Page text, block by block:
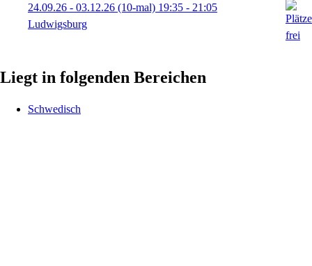
24.09.26 - 03.12.26 (10-mal) 19:35 - 21:05
Ludwigsburg
Liegt in folgenden Bereichen
Schwedisch